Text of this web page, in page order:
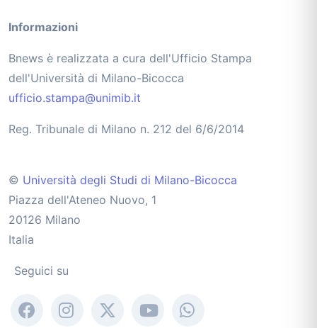
Informazioni
Bnews è realizzata a cura dell'Ufficio Stampa
dell'Università di Milano-Bicocca
ufficio.stampa@unimib.it
Reg. Tribunale di Milano n. 212 del 6/6/2014
© Università degli Studi di Milano-Bicocca
Piazza dell'Ateneo Nuovo, 1
20126 Milano
Italia
Seguici su